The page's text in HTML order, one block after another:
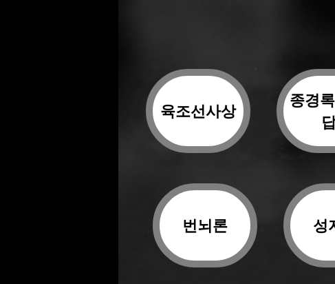
육조선사상
종경
번뇌론 성